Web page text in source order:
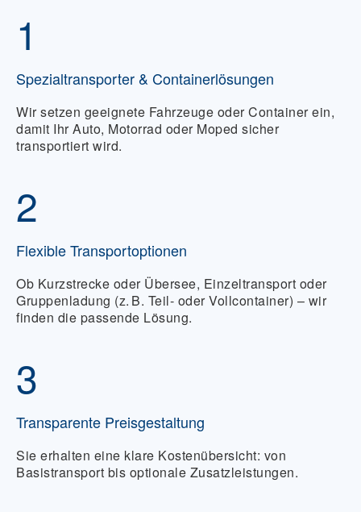
1
Spezialtransporter & Containerlösungen
Wir setzen geeignete Fahrzeuge oder Container ein,
damit Ihr Auto, Motorrad oder Moped sicher
transportiert wird.
2
Flexible Transportoptionen
Ob Kurzstrecke oder Übersee, Einzeltransport oder
Gruppenladung (z. B. Teil‑ oder Vollcontainer) – wir
finden die passende Lösung.
3
Transparente Preisgestaltung
Sie erhalten eine klare Kostenübersicht: von
Basistransport bis optionale Zusatzleistungen.